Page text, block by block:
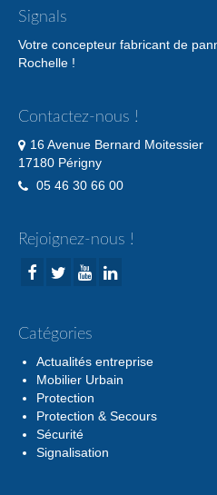
Signals
Votre concepteur fabricant de
Rochelle !
Contactez-nous !
16 Avenue Bernard Moitessier
17180 Périgny
05 46 30 66 00
Rejoignez-nous !
Catégories
Actualités entreprise
Mobilier Urbain
Protection
Protection & Secours
Sécurité
Signalisation